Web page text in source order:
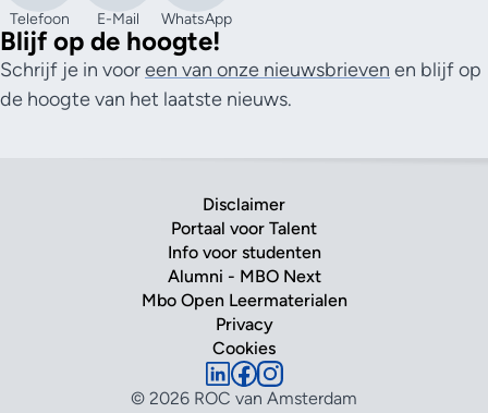
Telefoon E-Mail WhatsApp
Blijf op de hoogte!
Schrijf je in vooreen van onze nieuwsbrieven en blijf op
de hoogte van het laatste nieuws.
Disclaimer
Portaal voor Talent
Info voor studenten
Alumni - MBO Next
Mbo Open Leermaterialen
Privacy
Cookies
© 2026 ROC van Amsterdam